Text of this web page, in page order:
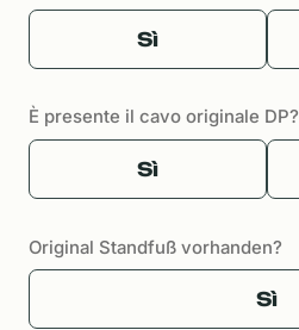
Sì
È presente il cavo originale DP?
Sì
Original Standfuß vorhanden?
Sì